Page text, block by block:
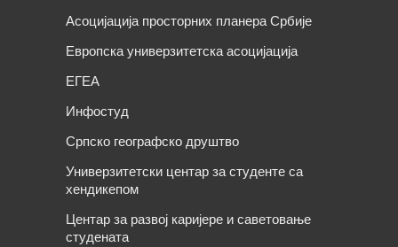
Асоцијација просторних планера Србије
Европска универзитетска асоцијација
ЕГЕА
Инфостуд
Српско географско друштво
Универзитетски центар за студенте са
хендикепом
Центар за развој каријере и саветовање
студената